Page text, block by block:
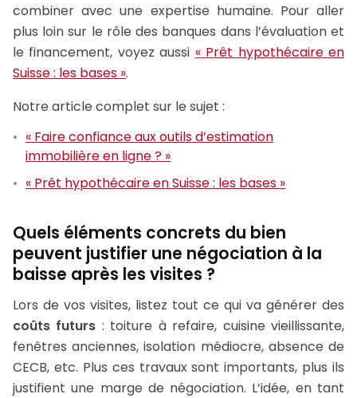
combiner avec une expertise humaine. Pour aller
plus loin sur le rôle des banques dans l’évaluation et
le financement, voyez aussi « Prêt hypothécaire en
Suisse : les bases ».
Notre article complet sur le sujet :
« Faire confiance aux outils d’estimation
immobilière en ligne ? »
« Prêt hypothécaire en Suisse : les bases »
Quels éléments concrets du bien
peuvent justifier une négociation à la
baisse après les visites ?
Lors de vos visites, listez tout ce qui va générer des
coûts futurs : toiture à refaire, cuisine vieillissante,
fenêtres anciennes, isolation médiocre, absence de
CECB, etc. Plus ces travaux sont importants, plus ils
justifient une marge de négociation. L’idée, en tant